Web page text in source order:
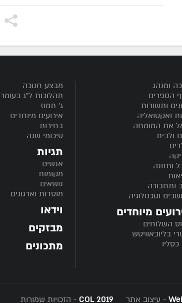
ומנהג
הספרים
ותשורות
ואקטואליה
את המומחה
ולבית
ותזונה
ותחבורה
וטכנולוגיה
מיוחדים
השלוחים
בליובאוויטש
כסליו
מבצע חנוכה
תהלוכות ל"ג בעומר
ג' תמוז
אירועים מיוחדים
בחירות
סיכומי שנה
תגיות
אנשים
מקומות
נושאים
מוסדות וארגונים
וידאו
מבזקים
מתכונים
- עיצוב אתר COL 2019 - הזכויות שמורות